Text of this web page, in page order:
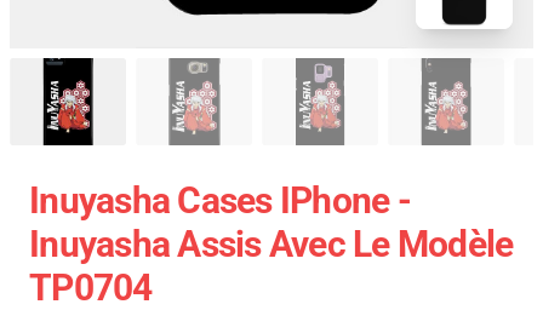
Inuyasha Cases IPhone -
Inuyasha Assis Avec Le Modèle
TP0704